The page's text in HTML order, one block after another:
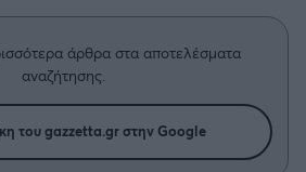
Πόλη
άρθρα στα αποτελέσματα
αναζήτησης.
του gazzetta.gr στην Google